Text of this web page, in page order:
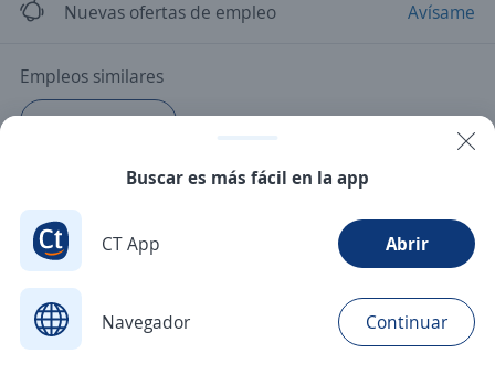
Nuevas ofertas de empleo Avísame
Empleos similares
Cajero/a vendedor
Buscar es más fácil en la app
CT App Abrir
Navegador Continuar